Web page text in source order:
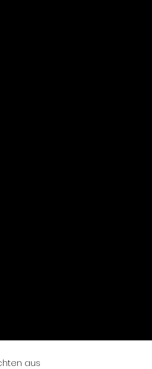
aus